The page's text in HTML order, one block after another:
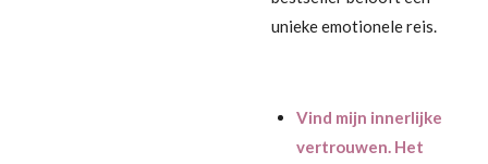
unieke emotionele reis.
Vind mijn innerlijke
vertrouwen. Het